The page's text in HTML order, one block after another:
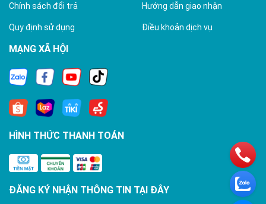
Chính sách đổi trả
Quy định sử dụng
Hướng dẫn giao nhận
Điều khoản dịch vụ
MẠNG XÃ HỘI
HÌNH THỨC THANH TOÁN
ĐĂNG KÝ NHẬN THÔNG TIN TẠI ĐÂY